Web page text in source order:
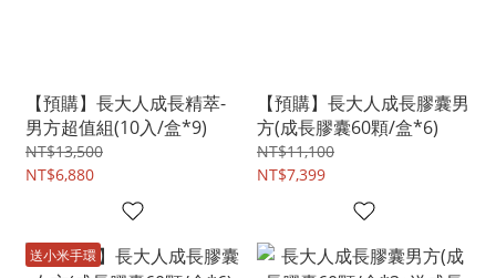
【預購】長大人成長精萃-
男方超值組(10入/盒*9)
NT$13,500
NT$6,880
【預購】長大人成長膠囊男
方(成長膠囊60顆/盒*6)
NT$11,100
NT$7,399
送小米手環